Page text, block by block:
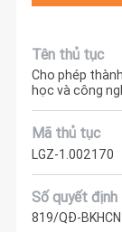
Tên thủ tục
Cho phép
học và công
Mã thủ tục
LGZ-1.002170
Số quyết định
819/QĐ-BKHCN